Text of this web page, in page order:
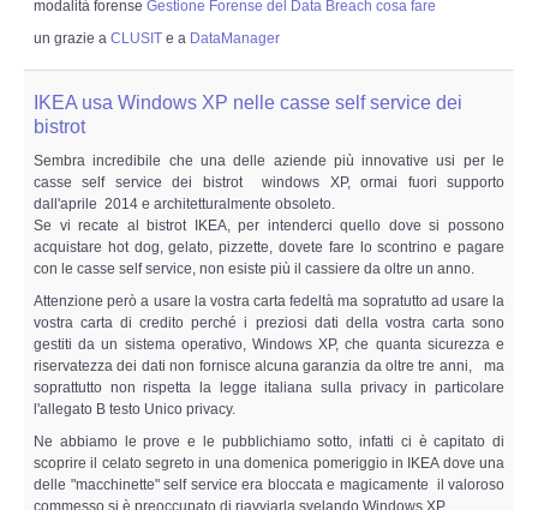
modalità forense Gestione Forense del Data Breach cosa fare
un grazie a CLUSIT e a DataManager
IKEA usa Windows XP nelle casse self service dei
bistrot
Sembra incredibile che una delle aziende più innovative usi per le
casse self service dei bistrot windows XP, ormai fuori supporto
dall'aprile 2014 e architetturalmente obsoleto.
Se vi recate al bistrot IKEA, per intenderci quello dove si possono
acquistare hot dog, gelato, pizzette, dovete fare lo scontrino e pagare
con le casse self service, non esiste più il cassiere da oltre un anno.
Attenzione però a usare la vostra carta fedeltà ma sopratutto ad usare la
vostra carta di credito perché i preziosi dati della vostra carta sono
gestiti da un sistema operativo, Windows XP, che quanta sicurezza e
riservatezza dei dati non fornisce alcuna garanzia da oltre tre anni, ma
soprattutto non rispetta la legge italiana sulla privacy in particolare
l'allegato B testo Unico privacy.
Ne abbiamo le prove e le pubblichiamo sotto, infatti ci è capitato di
scoprire il celato segreto in una domenica pomeriggio in IKEA dove una
delle "macchinette" self service era bloccata e magicamente il valoroso
commesso si è preoccupato di riavviarla svelando Windows XP.